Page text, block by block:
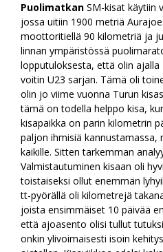
Puolimatkan SM-kisat käytiin
jossa uitiin 1900 metriä
moottoritiellä 90 kilometriä ja
linnan ympäristössä
lopputuloksesta, että olin ajalla
voitin U23 sarjan. Tämä oli
olin jo viime vuonna Turun
tämä on todella helppo kisa,
kisapaikka on parin kilometrin
paljon ihmisiä kannustamassa,
kaikille. Sitten tarkemman
Valmistautuminen kisaan oli
toistaiseksi ollut enemmän
tt-pyörällä oli kilometrejä
joista ensimmäiset 10 päivää
että ajoasento olisi tullut
onkin ylivoimaisesti isoin